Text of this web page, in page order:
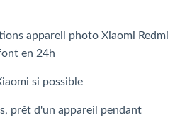
appareil photo Xiaomi Redmi
en 24h
si possible
prêt d'un appareil pendant